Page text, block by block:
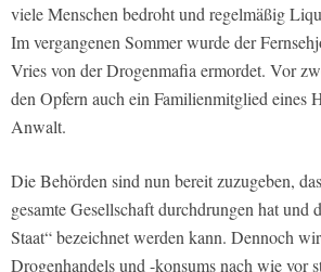
viele Menschen bedroht und regelmäßig
Im vergangenen Sommer wurde der
Vries von der Drogenmafia ermordet. Vor
den Opfern auch ein Familienmitglied eines
Anwalt.
Die Behörden sind nun bereit zuzugeben,
gesamte Gesellschaft durchdrungen hat und
Staat“ bezeichnet werden kann. Dennoch
Drogenhandels und -konsums nach wie vor